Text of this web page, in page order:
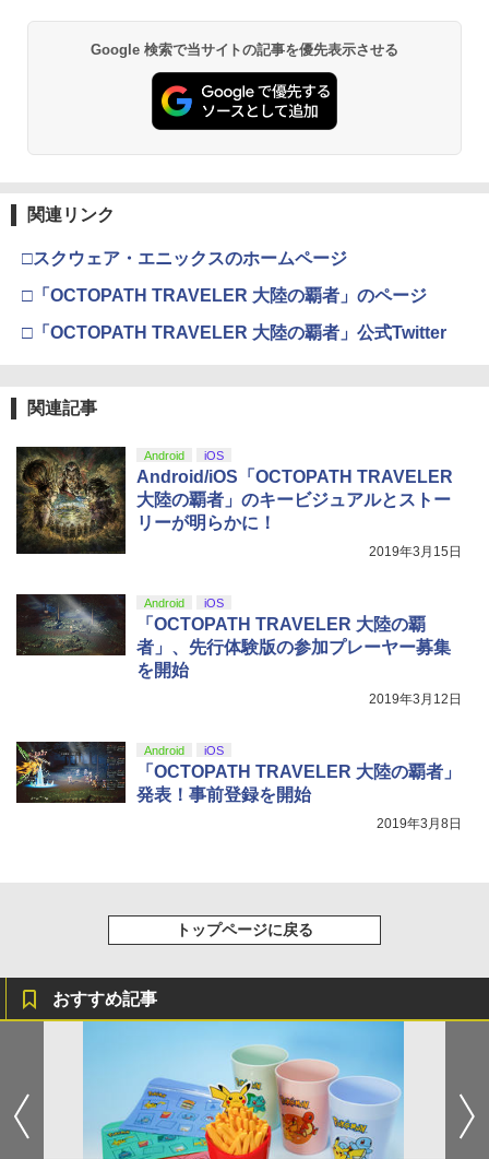
￥55,871
4
ニンテンドープリペイド番号 9000円|オ
5
ニンテンドープリペイド番号 5000円|オ
ンラインコード版
￥5,000
Beast of Reincarnation -PS5 【特典】
プロダクトコード 封入
￥7,286
￥11,849
【純正品】DualSense ワイヤレスコン
5
【純正品】DualSense ワイヤレスコン
トローラー(CFI-ZCT2J)
2
【純正品】Xbox ワイヤレス コントロー
ラー (ロボット ホワイト)
【純正品】Xbox ワイヤレス コントロー
【純正品】Xbox 充電式バッテリー + US
5
【純正品】Xbox Elite ワイヤレス コン
トローラー Series 2 Core Edition (ホワ
イト)
￥18,718
窩座再来 通常版 [DVD]
￥3,523
(オリジナル特典:オリジナル巾着＋メー
カー特典:【坤と離】二振りの剣、十翼よ
り来たる！スタジオ描き下ろしイラスト
ボード付) [Blu-ray]
￥10,780
￥8,698
y』Blu-ray（特装限定版）
￥8,589
Google 検索で当サイトの記事を優先表示させる
関連リンク
□スクウェア・エニックスのホームページ
□「OCTOPATH TRAVELER 大陸の覇者」のページ
□「OCTOPATH TRAVELER 大陸の覇者」公式Twitter
関連記事
Android iOS
Android/iOS「OCTOPATH TRAVELER
大陸の覇者」のキービジュアルとストー
リーが明らかに！
2019年3月15日
Android iOS
「OCTOPATH TRAVELER 大陸の覇
者」、先行体験版の参加プレーヤー募集
を開始
2019年3月12日
Android iOS
「OCTOPATH TRAVELER 大陸の覇者」
発表！事前登録を開始
2019年3月8日
トップページに戻る
おすすめ記事